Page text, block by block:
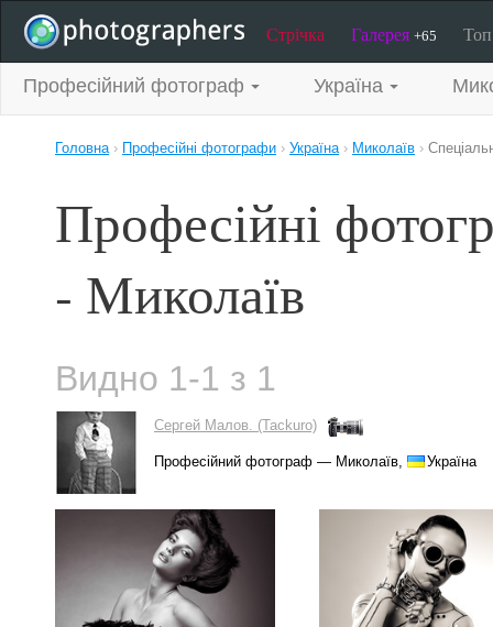
Стрічка Галерея +65
Професійний фотограф Україна
Головна› Професійні фотографи › Україна› Миколаїв ›
Професійні
- Миколаїв
Видно 1-1 з 1
Сергей Малов. (Tackuro)
Професійний фотограф — Миколаїв, Україна